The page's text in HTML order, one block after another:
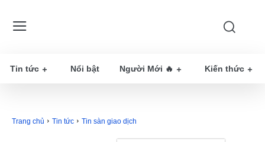
Tin tức Nổi bật Người Mới 🔥 Kiến thức
Trang chủ Tin tức Tin sàn giao dịch